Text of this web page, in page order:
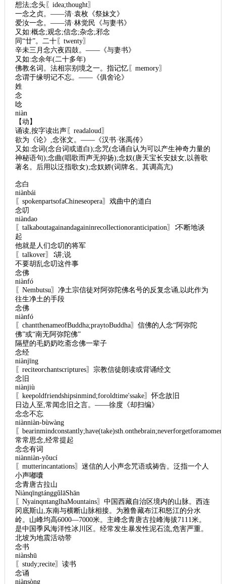
想法;念头〖idea;thought〗
一念之贞。——清·袁枚《祭妹文》
爱汝一念。——清·林觉民《与妻书》
又如:概念;观念;信念;杂念;邪念
同“廿”。二十〖twenty〗
辛未三月念六夜四鼓。——《与妻书》
又如:念余年(二十多年)
佛教名词。法相宗别境之一。指记忆〖memory〗
念谓于缘明记不忘。——《俱舍论》
姓
念
唸
niàn
【动】
诵读,按字读出声〖readaloud〗
欲为《论》,念张文。——《汉书·张禹传》
又如:念词(念台词或道白);念咒(念诵自认为可以产生神奇力量的
神秘语句);念曲(唱歌而声无抑扬);念奴(唐天宝长安妓女,以善歌
著名。后用以泛指歌女);念奴娇(词牌名。其调高亢)
念白
niànbái
〖spokenpartsofaChineseopera〗戏曲中的道白
念叨
niàndao
〖talkaboutagainandagaininrecollectionoranticipation〗∶不断地谈
起
他就是人们念叨的将军
〖talkover〗∶讲;说
不要胡乱念叨这件事
念佛
niànfó
〖Nembutsu〗净土宗信徒对阿弥陀佛名号的反复念诵,以此作为
往生净土的手段
念佛
niànfó
〖chantthenameofBuddha;praytoBuddha〗信佛的人念“阿弥陀
佛”或“南无阿弥陀佛”
隔壁的毛奶奶吃斋念佛一辈子
念经
niànjīng
〖reciteorchantscriptures〗宗教信徒朗读或背诵经文
念旧
niànjiù
〖keepoldfriendshipsinmind;foroldtime'ssake〗怀念故旧
日边人至,常闻念旧之言。——徐度《却扫编》
念念不忘
niànniàn-bùwàng
〖bearinmindconstantly;have(take)sth.onthebrain;neverforgetforamomert
常常思念,经常提起
念念有词
niànniàn-yǒucí
〖mutterincantations〗迷信的人小声念咒语或祷告。泛指一个人
小声嘟囔
念青唐古拉山
NiànqīngtánggǔlāShān
〖NyainqntanglhaMountains〗中国西藏自治区境内的山脉。西连
冈底斯山,东南与横断山脉相接。为雅鲁藏布江和怒江的分水
岭。山峰均高6000—7000米。主峰念青唐古拉峰海拔7111米。
是中国季风海洋性冰川区。经常发生暴发性泥石流,危害严重。
北坡为地震活动带
念书
niànshū
〖study;recite〗读书
念诵
niànsòng